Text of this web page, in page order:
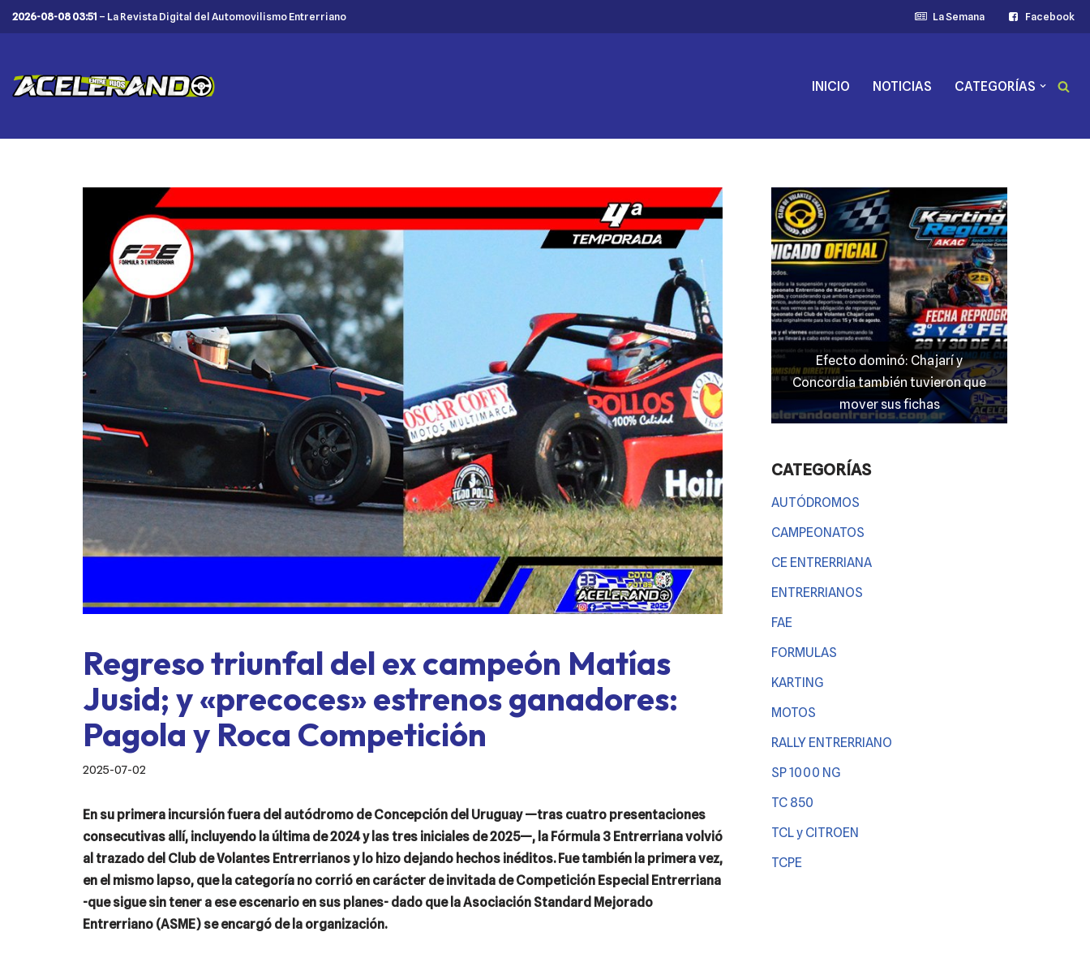
contenido
2026-08-08 03:51 – La Revista Digital del Automovilismo Entrerriano La Semana Facebook
INICIO NOTICIAS CATEGORÍAS
Regreso triunfal del ex campeón Matías
Jusid; y «precoces» estrenos ganadores:
Pagola y Roca Competición
2025-07-02
En su primera incursión fuera del autódromo de Concepción del Uruguay —tras cuatro presentaciones
consecutivas allí, incluyendo la última de 2024 y las tres iniciales de 2025—, la Fórmula 3 Entrerriana volvió
al trazado del Club de Volantes Entrerrianos y lo hizo dejando hechos inéditos. Fue también la primera vez,
en el mismo lapso, que la categoría no corrió en carácter de invitada de Competición Especial Entrerriana
-que sigue sin tener a ese escenario en sus planes- dado que la Asociación Standard Mejorado
Entrerriano (ASME) se encargó de la organización.
ASME al límite: Paraná, formato
exprés y un domingo a todo o nada
Efecto dominó: Chajarí y
Concordia también tuvieron que
mover sus fichas
JP Maín, el más fuerte acento
entrerriano en las “100 Millas” del
TC 4000
CATEGORÍAS
AUTÓDROMOS
CAMPEONATOS
CE ENTRERRIANA
ENTRERRIANOS
FAE
FORMULAS
KARTING
MOTOS
RALLY ENTRERRIANO
SP 1000 NG
TC 850
TCL y CITROEN
TCPE